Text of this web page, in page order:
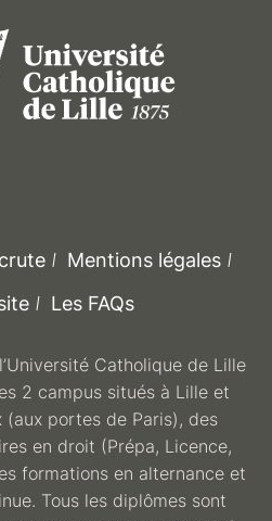
Mentions légales
Les FAQs
Catholique de Lille
2 campus situés à Lille et
(aux portes de Paris), des
en droit (Prépa, Licence,
formations en alternance et
Tous les diplômes sont